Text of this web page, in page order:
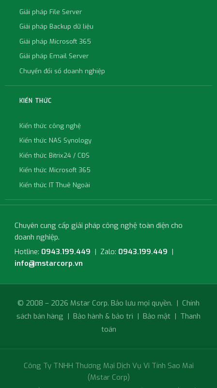
Giải pháp File Server
Giải pháp Backup dữ liệu
Giải pháp Microsoft 365
Giải pháp Email Server
Chuyển đổi số doanh nghiệp
KIẾN THỨC
Kiến thức công nghệ
Kiến thức NAS Synology
Kiến thức Bitrix24 / CĐS
Kiến thức Microsoft 365
Kiến thức IT Thuê Ngoài
Chuyên cung cấp giải pháp công nghệ toàn diện cho
doanh nghiệp.
Hotline: 0943.199.449 | Zalo: 0943.199.449 |
info@mstarcorp.vn
© 2008 – 2026 Mstar Corp. Bảo lưu mọi quyền. | Chính
sách bán hàng | Bảo hành & bảo trì | Bảo mật | Thanh
toán
Công Ty TNHH Thương Mại Dịch Vụ Vi Tính Sao Mai
(Mstar Corp)